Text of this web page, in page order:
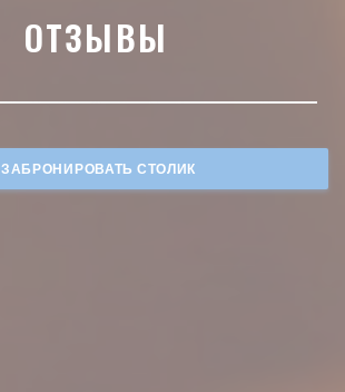
ОТЗЫВЫ
ЗАБРОНИРОВАТЬ СТОЛИК